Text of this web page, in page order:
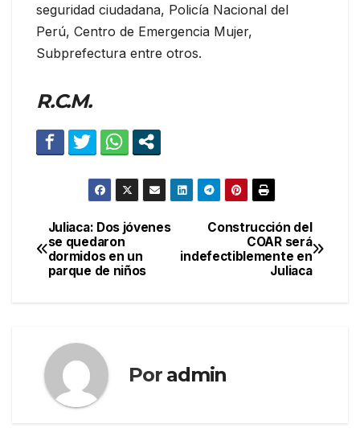
seguridad ciudadana, Policía Nacional del
Perú, Centro de Emergencia Mujer,
Subprefectura entre otros.
R.C.M.
Navegación
de
Construcción del
COAR será
indefectiblemente en
Juliaca
Juliaca: Dos jóvenes
se quedaron
dormidos en un
parque de niños
Por admin